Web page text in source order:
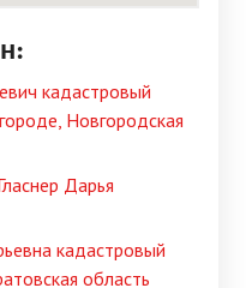
кадастровый
Новгородская
Дарья
кадастровый
область